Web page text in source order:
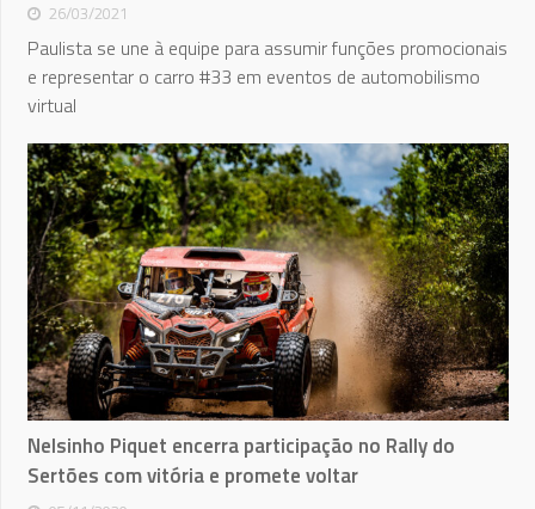
26/03/2021
Paulista se une à equipe para assumir funções promocionais
e representar o carro #33 em eventos de automobilismo
virtual
Nelsinho Piquet encerra participação no Rally do
Sertões com vitória e promete voltar